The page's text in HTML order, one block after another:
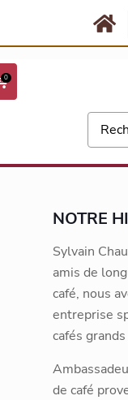
Anbassa est fermé du
expédiées
0
NOTRE
Sylvain
amis de
café, nous
entreprise
cafés
de café